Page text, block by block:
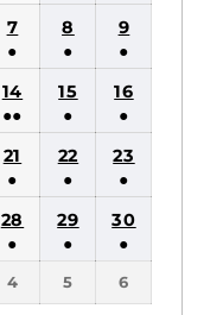
(1
件
の
イ
ベ
ン
ト)
(1
件
の
イ
ベ
ン
ト)
7
●
(1
件
の
イ
ベ
ン
ト)
8
●
(1
件
の
イ
ベ
ン
ト)
9
●
(1
件
の
イ
ベ
ン
ト)
14
●●
(2
件
の
イ
ベ
ン
ト)
15
●
(1
件
の
イ
ベ
ン
ト)
16
●
(1
件
の
イ
ベ
ン
ト)
21
●
(1
件
イ
22
●
(1
件
イ
23
●
(1
件
イ
28
●
29
●
30
●
4 5 6